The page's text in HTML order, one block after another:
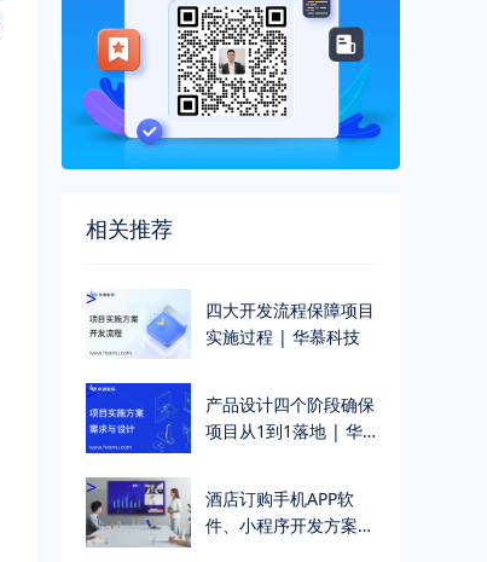
相关推荐
>
四大开发流程保障项目
实施过程 | 华慕科技
>
产品设计四个阶段确保
项目从1到1落地 | 华
>
酒店订购手机APP软
件、小程序开发方案